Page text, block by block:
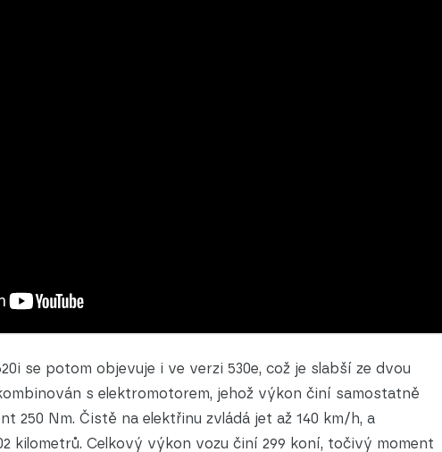
se potom objevuje i ve verzi 530e, což je slabší ze dvou
s elektromotorem, jehož výkon činí samostatně
250 Nm. Čistě na elektřinu zvládá jet až 140 km/h, a
kilometrů. Celkový výkon vozu činí 299 koní, točivý moment